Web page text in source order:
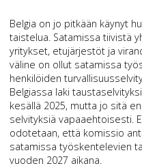
Belgia on jo pitkään käynyt
taistelua. Satamissa tiivistä
yritykset, etujärjestöt ja
väline on ollut satamissa
henkilöiden
Belgiassa laki
kesällä 2025, mutta jo sitä
selvityksiä vapaaehtoisesti.
odotetaan, että komissio
satamissa työskentelevien
vuoden 2027 aikana.